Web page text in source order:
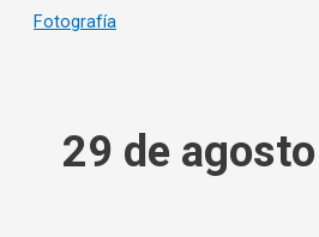
Fotografía
29 de